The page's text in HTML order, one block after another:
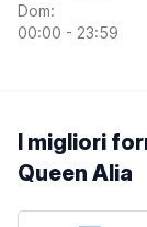
Dom:
00:00 - 23:59
I migliori
Queen Alia